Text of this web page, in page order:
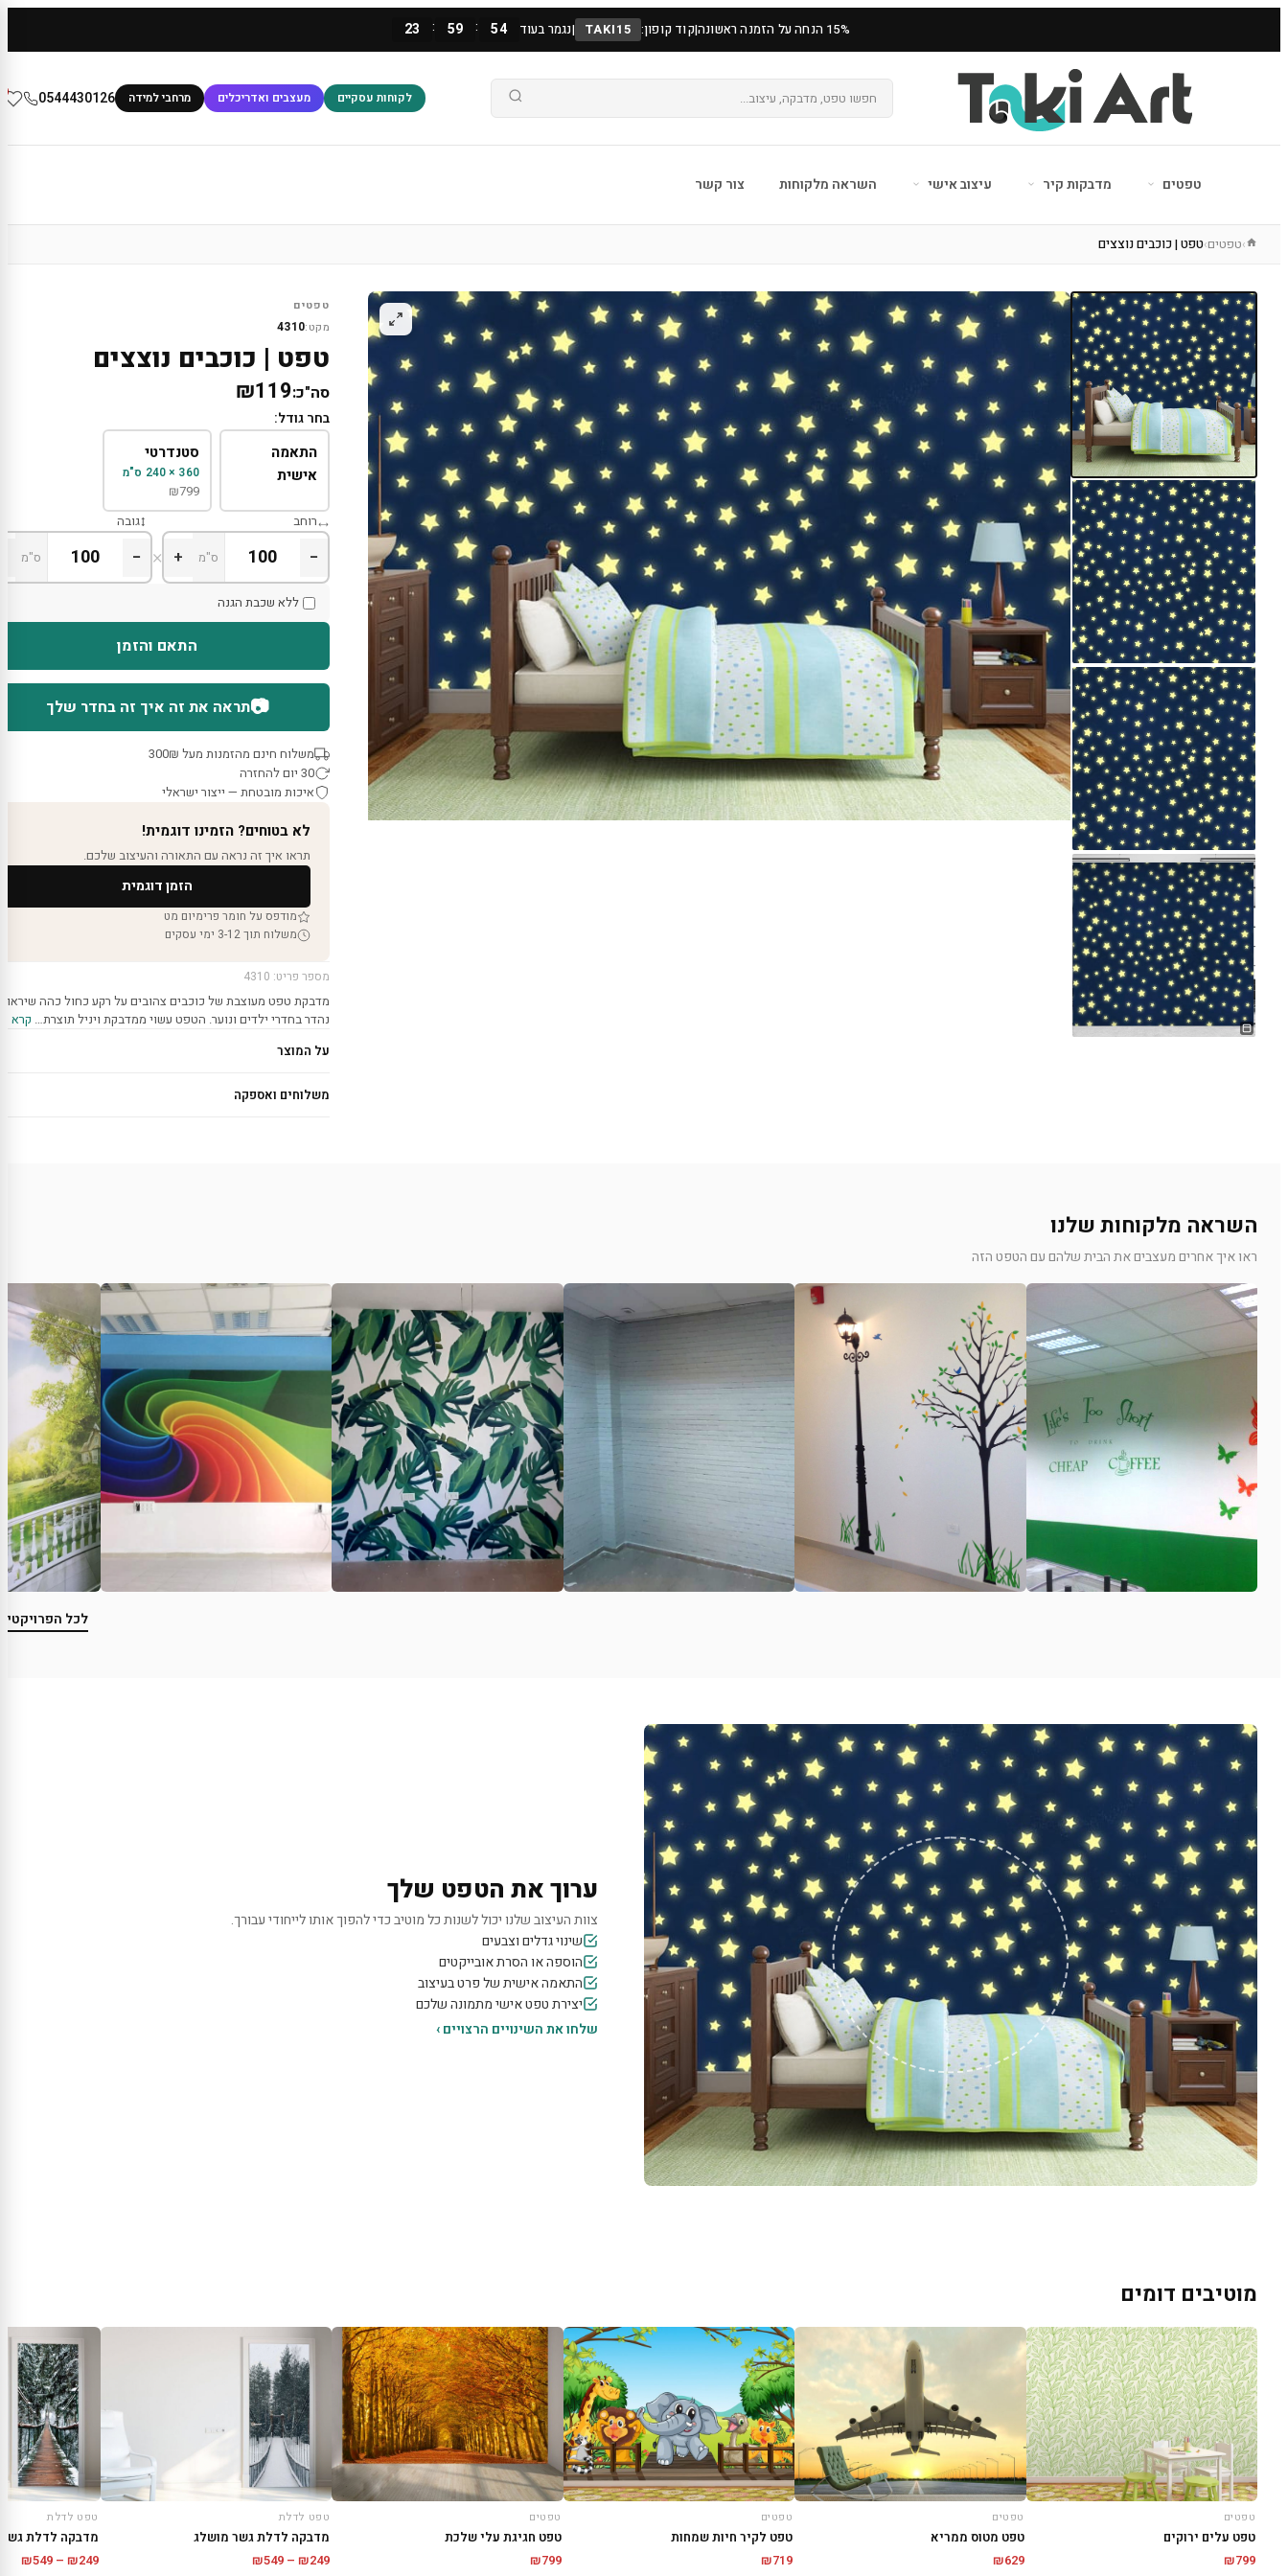
15% הנחה על הזמנה ראשונה |קוד קופון: TAKI15
|נגמר בעוד 23 : 59 : 52
לקוחות עסקיים מעצבים ואדריכלים מרחבי למידה 0544430126
טפטים מדבקות קיר עיצוב אישי השראה מלקוחות צור קשר
›טפטים›טפט | כוכבים נוצצים
טפטים
מקט:4310
טפט | כוכבים נוצצים
סה"כ:₪119
בחר גודל:
התאמה
אישית
סטנדרטי
360 × 240 ס"מ
₪799
רוחב
− ס"מ +
×
גובה
− ס"מ
ללא שכבת הגנה
התאם והזמן
📷תראה את זה איך זה בחדר שלך
משלוח חינם מהזמנות מעל 300₪
30 יום להחזרה
איכות מובטחת — ייצור ישראלי
לא בטוחים? הזמינו דוגמית!
תראו איך זה נראה עם התאורה והעיצוב שלכם.
הזמן דוגמית
מודפס על חומר פרימיום מט
משלוח תוך 3-12 ימי עסקים
מספר פריט: 4310
מדבקת טפט מעוצבת של כוכבים צהובים על רקע כחול כהה שיראו
נהדר בחדרי ילדים ונוער. הטפט עשוי ממדבקת ויניל תוצרת… קרא
על המוצר
משלוחים ואספקה
השראה מלקוחות שלנו
ראו איך אחרים מעצבים את הבית שלהם עם הטפט הזה
לכל
ערוך את הטפט שלך
צוות העיצוב שלנו יכול לשנות כל מוטיב כדי להפוך אותו לייחודי עבורך.
שינוי גדלים וצבעים
הוספה או הסרת אובייקטים
התאמה אישית של פרט בעיצוב
יצירת טפט אישי מתמונה שלכם
שלחו את השינויים הרצויים ›
מוטיבים דומים
טפטים
טפט עלים ירוקים
₪799
טפטים
טפט מטוס ממריא
₪629
טפטים
טפט לקיר חיות שמחות
₪719
טפטים
טפט חגיגת עלי שלכת
₪799
טפט לדלת
מדבקה לדלת גשר מושלג
₪249
–
₪549 טווח
טפט לדלת
מדבקה לדלת גשר
₪249
–
₪549